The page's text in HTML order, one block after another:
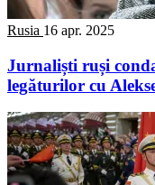
Rusia 16 apr. 2025
Jurnaliști ruși
legăturilor cu